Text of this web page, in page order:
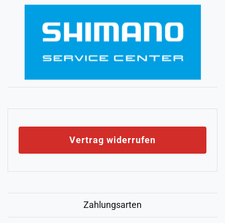
Vertrag widerrufen
Zahlungsarten